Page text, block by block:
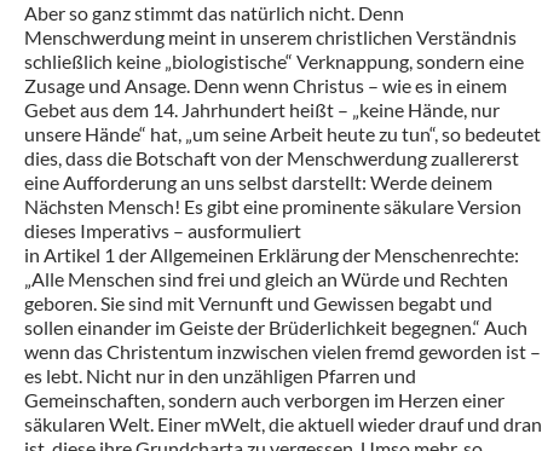
Aber so ganz stimmt das natürlich nicht. Denn
Menschwerdung meint in unserem christlichen Verständnis
schließlich keine „biologistische“ Verknappung, sondern eine
Zusage und Ansage. Denn wenn Christus – wie es in einem
Gebet aus dem 14. Jahrhundert heißt – „keine Hände, nur
unsere Hände“ hat, „um seine Arbeit heute zu tun“, so bedeutet
dies, dass die Botschaft von der Menschwerdung zuallererst
eine Aufforderung an uns selbst darstellt: Werde deinem
Nächsten Mensch! Es gibt eine prominente säkulare Version
dieses Imperativs – ausformuliert
in Artikel 1 der Allgemeinen Erklärung der Menschenrechte:
„Alle Menschen sind frei und gleich an Würde und Rechten
geboren. Sie sind mit Vernunft und Gewissen begabt und
sollen einander im Geiste der Brüderlichkeit begegnen.“ Auch
wenn das Christentum inzwischen vielen fremd geworden ist –
es lebt. Nicht nur in den unzähligen Pfarren und
Gemeinschaften, sondern auch verborgen im Herzen einer
säkularen Welt. Einer mWelt, die aktuell wieder drauf und dran